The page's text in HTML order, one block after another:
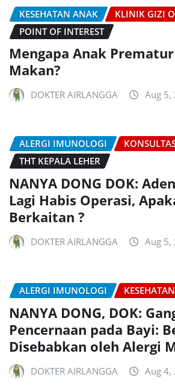
KESEHATAN ANAK
KLINIK GIZI
POINT OF INTEREST
Mengapa Anak
Makan?
DOKTER AIRLANGGA Aug 5,
ALERGI IMUNOLOGI
THT KEPALA LEHER
NANYA DONG DOK:
Lagi Habis Operasi,
Berkaitan ?
DOKTER AIRLANGGA Aug 5,
ALERGI IMUNOLOGI
NANYA DONG, DOK:
Pencernaan pada Bayi:
Disebabkan oleh Alergi
DOKTER AIRLANGGA Aug 4,